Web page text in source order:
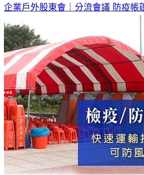
企業戶外股東會｜分流會議 防疫帳